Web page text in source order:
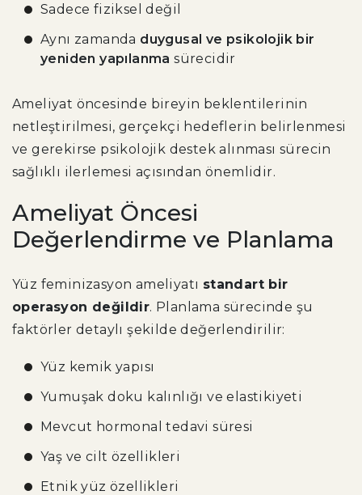
Sadece fiziksel değil
Aynı zamanda duygusal ve psikolojik bir
yeniden yapılanma sürecidir
Ameliyat öncesinde bireyin beklentilerinin
netleştirilmesi, gerçekçi hedeflerin belirlenmesi
ve gerekirse psikolojik destek alınması sürecin
sağlıklı ilerlemesi açısından önemlidir.
Ameliyat Öncesi
Değerlendirme ve Planlama
Yüz feminizasyon ameliyatı standart bir
operasyon değildir. Planlama sürecinde şu
faktörler detaylı şekilde değerlendirilir:
Yüz kemik yapısı
Yumuşak doku kalınlığı ve elastikiyeti
Mevcut hormonal tedavi süresi
Yaş ve cilt özellikleri
Etnik yüz özellikleri